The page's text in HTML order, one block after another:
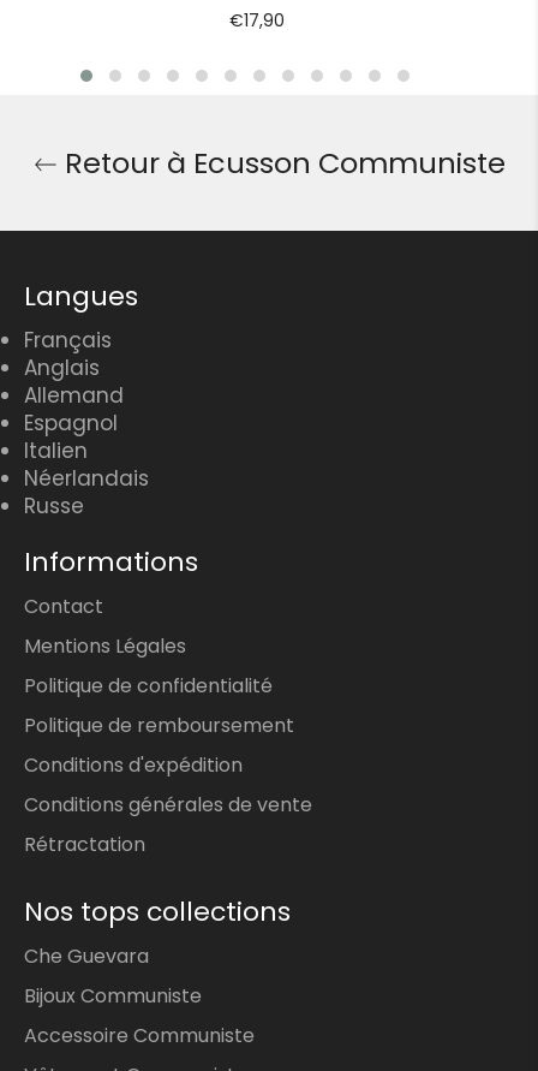
Prix
€17,90
Retour à Ecusson Communiste
Langues
Français
Anglais
Allemand
Espagnol
Italien
Néerlandais
Russe
Informations
Contact
Mentions Légales
Politique de confidentialité
Politique de remboursement
Conditions d'expédition
Conditions générales de vente
Rétractation
Nos tops collections
Che Guevara
Bijoux Communiste
Accessoire Communiste